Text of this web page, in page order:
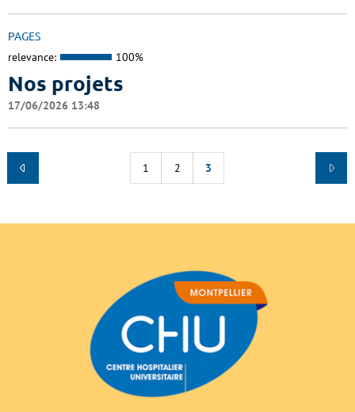
PAGES
relevance: 100%
Nos projets
17/06/2026 13:48
1 2 3